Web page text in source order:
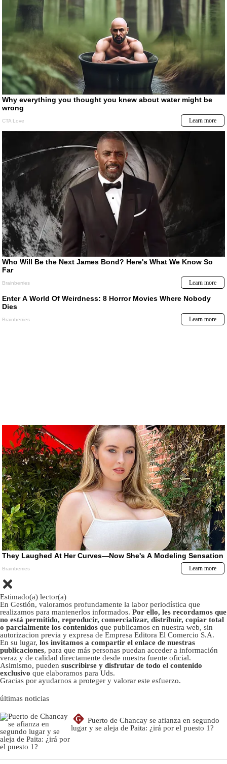
Estimado(a) lector(a)
En Gestión, valoramos profundamente la labor periodística que
realizamos para mantenerlos informados. Por ello, les recordamos que
no está permitido, reproducir, comercializar, distribuir, copiar total
o parcialmente los contenidos que publicamos en nuestra web, sin
autorizacion previa y expresa de Empresa Editora El Comercio S.A.
En su lugar, los invitamos a compartir el enlace de nuestras
publicaciones, para que más personas puedan acceder a información
veraz y de calidad directamente desde nuestra fuente oficial.
Asimismo, pueden suscribirse y disfrutar de todo el contenido
exclusivo que elaboramos para Uds.
Gracias por ayudarnos a proteger y valorar este esfuerzo.
últimas noticias
G
Puerto de Chancay se afianza en segundo
lugar y se aleja de Paita: ¿irá por el puesto 1?